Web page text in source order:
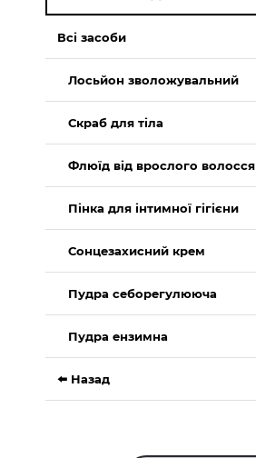
Всі засоби
Лосьйон зволожувальний
Скраб для тіла
Флюїд від врослого волосся
Пінка для інтимної гігієни
Сонцезахисний крем
Пудра себорегулююча
Пудра ензимна
⬅️ Назад